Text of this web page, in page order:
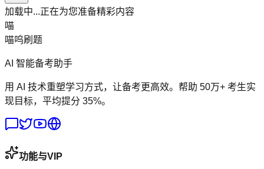
加载中...正在为您准备精彩内容
喵
喵呜刷题
AI 智能备考助手
用 AI 技术重塑学习方式，让备考更高效。帮助 50万+ 考生实
现目标，平均提分 35%。
功能与VIP